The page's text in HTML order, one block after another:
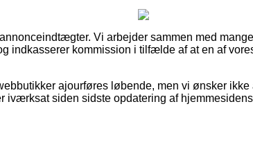
Vi arbejder sammen med
indkasserer kommission i tilfælde af at en af
ajourføres løbende, men vi ønsker ikke
iværksat siden sidste opdatering af